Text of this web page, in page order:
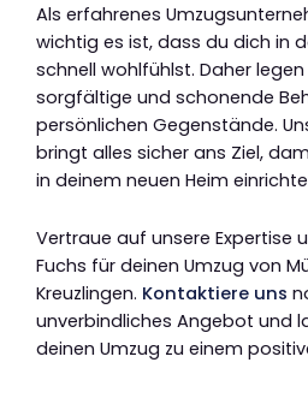
Als erfahrenes
wichtig es ist, dass du dich in
schnell wohlfühlst. Daher
sorgfältige und schonende
persönlichen Gegenstände.
bringt alles sicher ans Ziel,
in deinem neuen Heim
Vertraue auf unsere Expertise
Fuchs für deinen Umzug von
Kreuzlingen. Kontaktiere uns
unverbindliches Angebot und
deinen Umzug zu einem